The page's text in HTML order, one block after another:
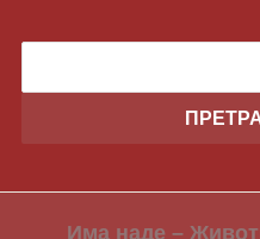
Има наде –